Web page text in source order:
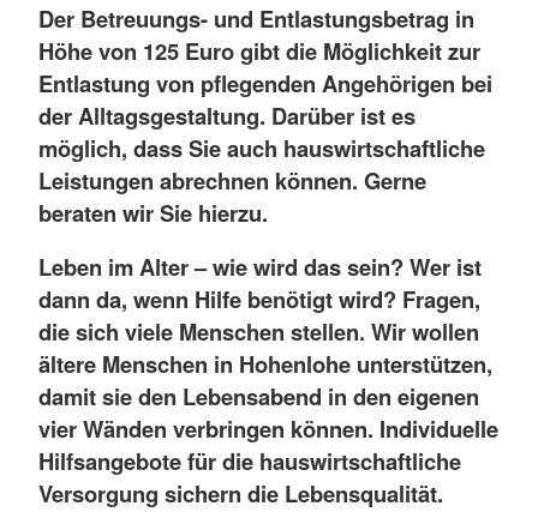
Der Betreuungs- und Entlastungsbetrag in
Höhe von 125 Euro gibt die Möglichkeit zur
Entlastung von pflegenden Angehörigen bei
der Alltagsgestaltung. Darüber ist es
möglich, dass Sie auch hauswirtschaftliche
Leistungen abrechnen können. Gerne
beraten wir Sie hierzu.
Leben im Alter – wie wird das sein? Wer ist
dann da, wenn Hilfe benötigt wird? Fragen,
die sich viele Menschen stellen. Wir wollen
ältere Menschen in Hohenlohe unterstützen,
damit sie den Lebensabend in den eigenen
vier Wänden verbringen können. Individuelle
Hilfsangebote für die hauswirtschaftliche
Versorgung sichern die Lebensqualität.